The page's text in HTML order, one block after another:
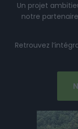
Un projet
notre
Retrouvez